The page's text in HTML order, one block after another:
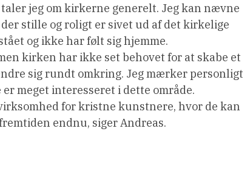
jeg om kirkerne generelt. Jeg kan nævne
stille og roligt er sivet ud af det kirkelige
og ikke har følt sig hjemme.
kirken har ikke set behovet for at skabe et
sig rundt omkring. Jeg mærker personligt
meget interesseret i dette område.
for kristne kunstnere, hvor de kan
endnu, siger Andreas.